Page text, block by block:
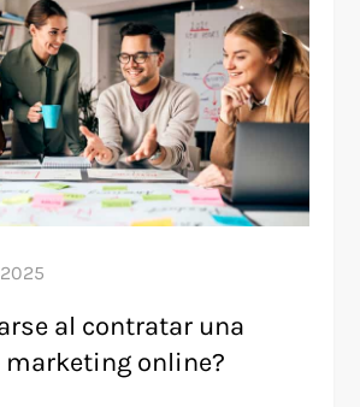
al contratar una
marketing online?